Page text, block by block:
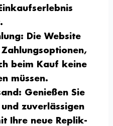
: Die Website
beim Kauf keine
müssen.
: Genießen Sie
zuverlässigen
Ihre neue Replik-